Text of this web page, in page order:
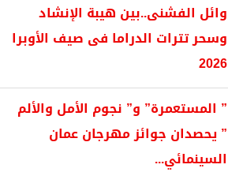
وائل الفشنى..بين هيبة الإنشاد
وسحر تترات الدراما فى صيف الأوبرا
2026
” المستعمرة” و” نجوم الأمل والألم
” يحصدان جوائز مهرجان عمان
السينمائي...